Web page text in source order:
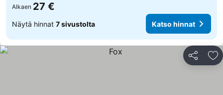
Alkaen 27 €
Näytä hinnat 7 sivustolta Katso hinnat
Jaa